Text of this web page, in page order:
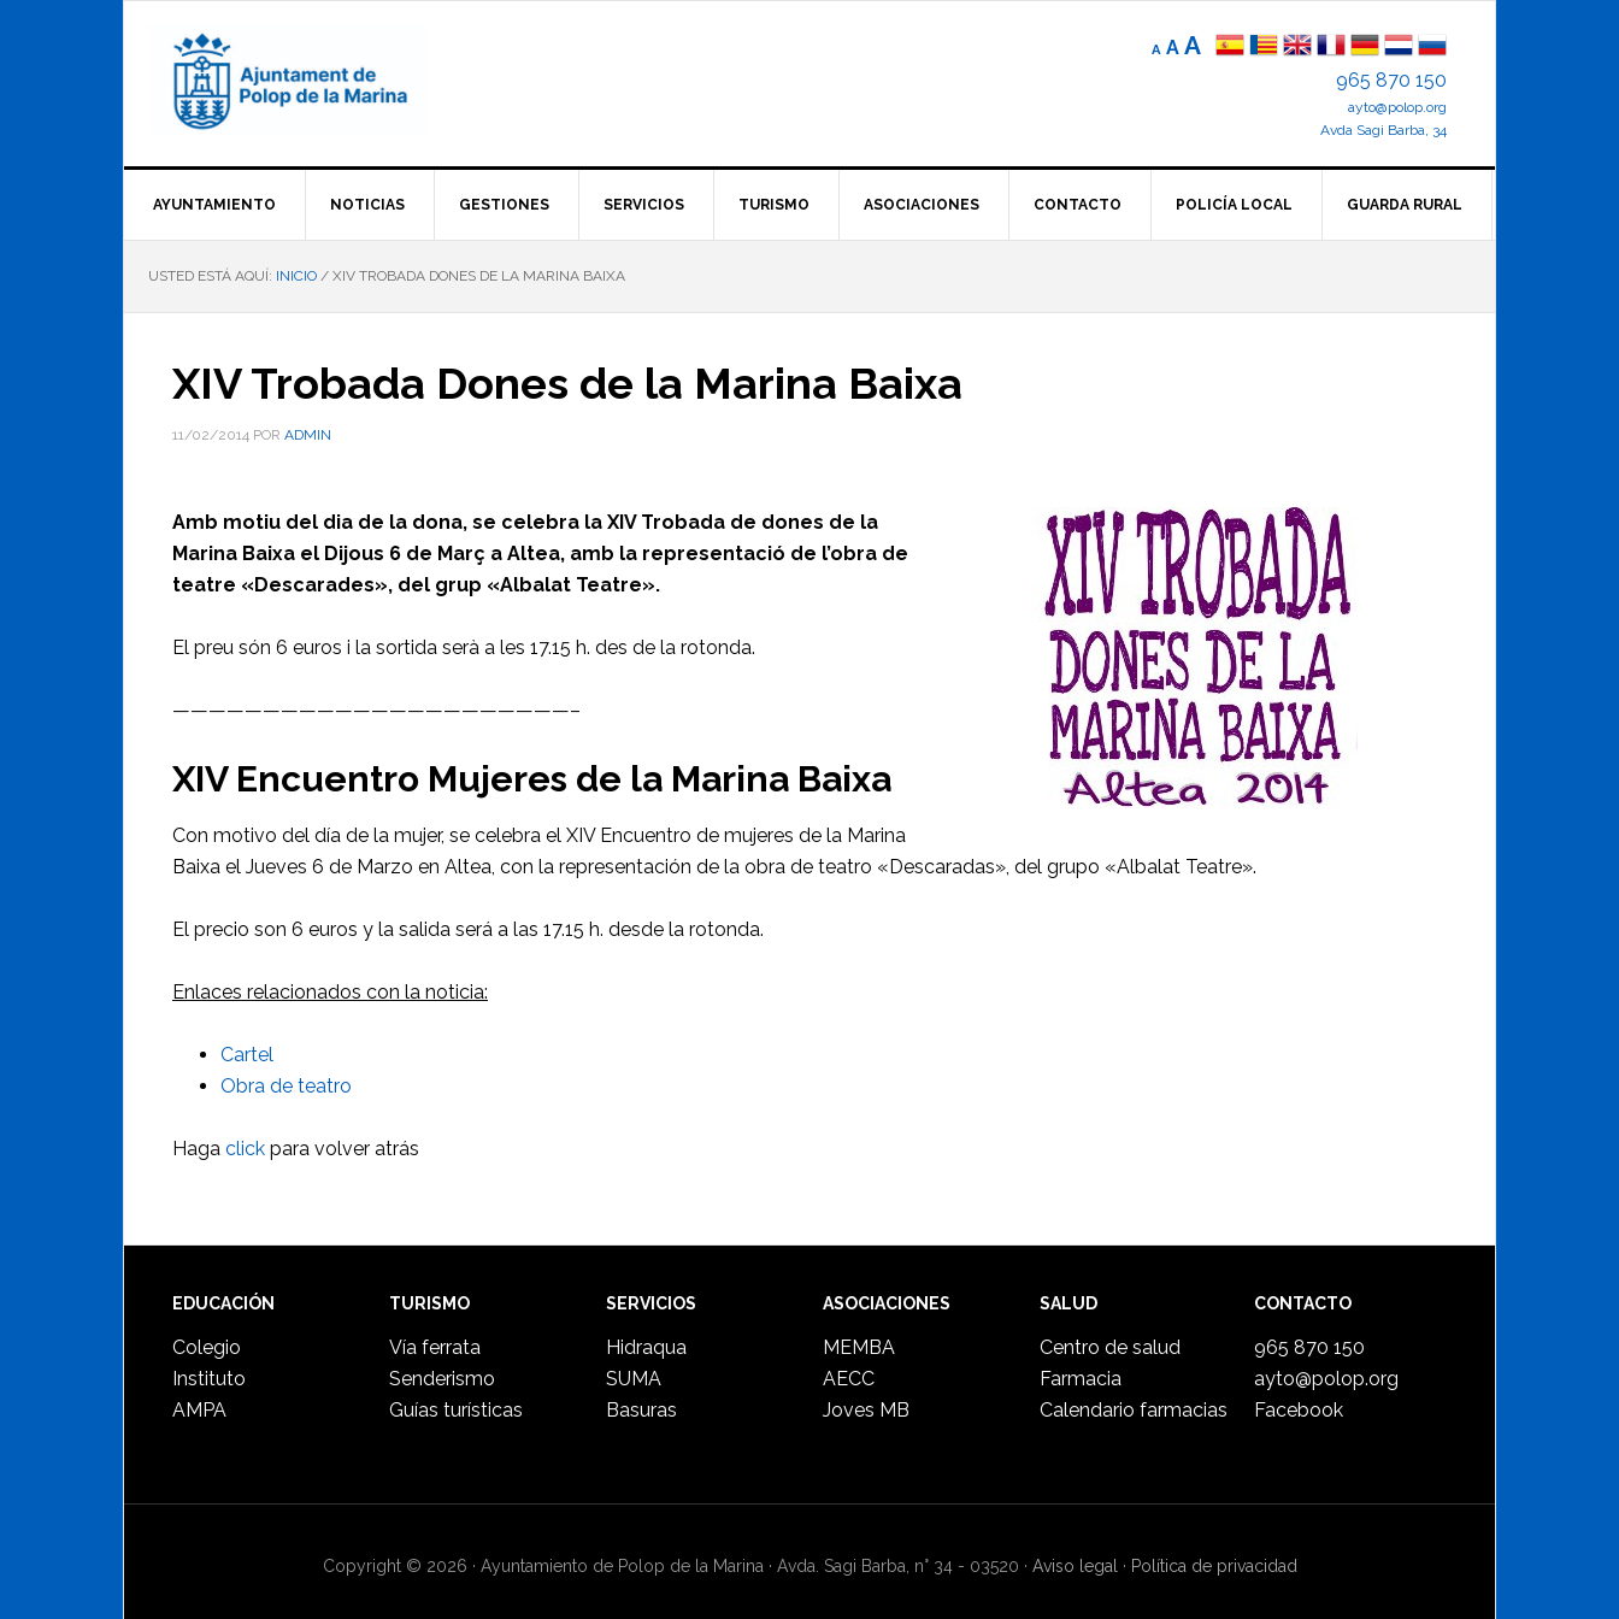
A
Reducir
elA Tamaño
AAumentar
de
letra
965 870 150
ayto@polop.org
Avda Sagi Barba, 34
AYUNTAMIENTO NOTICIAS GESTIONES SERVICIOS TURISMO ASOCIACIONES CONTACTO POLICÍA LOCAL GUARDA RURAL
USTED ESTÁ AQUÍ: INICIO / XIV TROBADA DONES DE LA MARINA BAIXA
XIV Trobada Dones de la Marina Baixa
11/02/2014 POR ADMIN
Amb motiu del dia de la dona, se celebra la XIV Trobada de dones de la
Marina Baixa el Dijous 6 de Març a Altea, amb la representació de l’obra de
teatre «Descarades», del grup «Albalat Teatre».
El preu són 6 euros i la sortida serà a les 17.15 h. des de la rotonda.
——————————————————————–
XIV Encuentro Mujeres de la Marina Baixa
Con motivo del día de la mujer, se celebra el XIV Encuentro de mujeres de la Marina
Baixa el Jueves 6 de Marzo en Altea, con la representación de la obra de teatro «Descaradas», del grupo «Albalat Teatre».
El precio son 6 euros y la salida será a las 17.15 h. desde la rotonda.
Enlaces relacionados con la noticia:
Cartel
Obra de teatro
Haga click para volver atrás
Footer
EDUCACIÓN
Colegio
Instituto
AMPA
TURISMO
Vía ferrata
Senderismo
Guías turísticas
SERVICIOS
Hidraqua
SUMA
Basuras
ASOCIACIONES
MEMBA
AECC
Joves MB
SALUD
Centro de salud
Farmacia
Calendario farmacias
CONTACTO
965 870 150
ayto@polop.org
Facebook
Copyright © 2026 · Ayuntamiento de Polop de la Marina · Avda. Sagi Barba, n° 34 - 03520 · Aviso legal · Política de privacidad